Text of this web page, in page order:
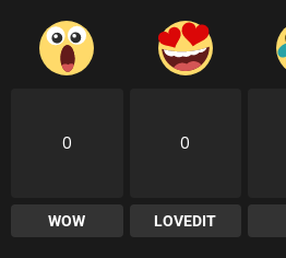
0
WOW
0
LOVEDIT